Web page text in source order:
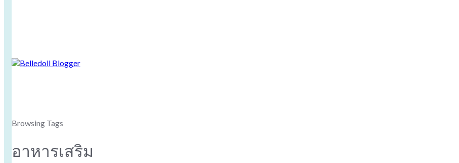
Browsing Tags
อาหารเสริม